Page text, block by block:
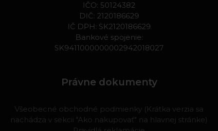
IČO: 50124382
DIČ: 2120186629
IČ DPH: SK2120186629
Bankové spojenie:
SK9411000000002942018027
Právne dokumenty
Všeobecné obchodné podmienky (Krátka verzia sa
nachádza v sekcii "Ako nakupovať" na hlavnej stránke)